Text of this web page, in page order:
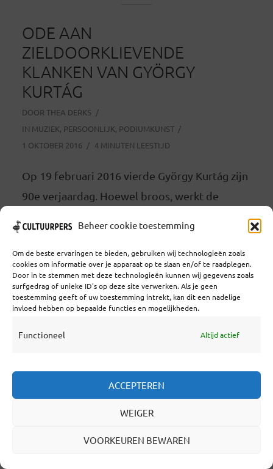
Beheer cookie toestemming
Om de beste ervaringen te bieden, gebruiken wij technologieën zoals
cookies om informatie over je apparaat op te slaan en/of te raadplegen.
Door in te stemmen met deze technologieën kunnen wij gegevens zoals
surfgedrag of unieke ID's op deze site verwerken. Als je geen
toestemming geeft of uw toestemming intrekt, kan dit een nadelige
invloed hebben op bepaalde functies en mogelijkheden.
Functioneel Altijd actief
ACCEPTEREN
WEIGER
VOORKEUREN BEWAREN
ODE AAN
ZIELDOORKLIEVENDE
KLANKEN VAN GYÖRGY
KURTÁG
DOOR THEA DERKS
IN MUZIEK, PERSOONLIJK, PODIUMKUNST
1 OKTOBER 2016
4 MINUTEN LEESTIJD
Op 19 februari 2016 vierde György Kurtág zijn
90e verjaardag. Hoewel broos, werkt de
zieldoorklievende noten nog altijd aan zijn
eerste en enige opera, Fin du Partie
(Endgame), naar het gelijknamige toneelstuk
van Samuel Beckett. De proloog ging alvast in
première tijdens een groots
verjaardagsfestival aan de Liszt Academie in
LEES VERDER